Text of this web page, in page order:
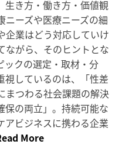
生き方・働き方・価値観
ニーズや医療ニーズの細
企業はどう対応していけ
ながら、そのヒントとな
ックの選定・取材・分
視しているのは、「性差
まつわる社会課題の解決
保の両立」。持続可能な
アビジネスに携わる企業
More